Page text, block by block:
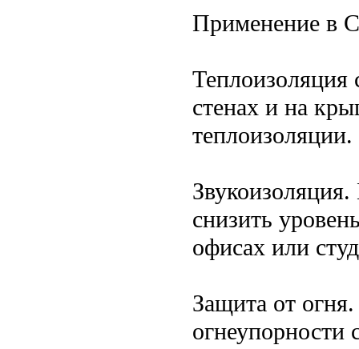
Применение в
стенах и на
теплоизоляции.
снизить
офисах или
Защита от
огнеупорности